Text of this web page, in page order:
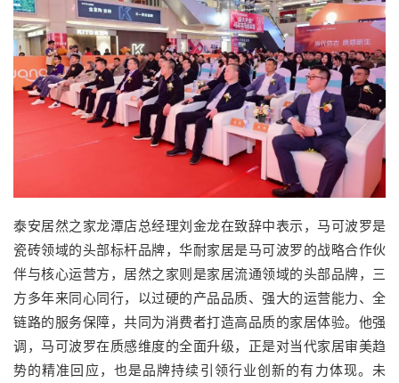
泰安居然之家龙潭店总经理刘金龙在致辞中表示，马可波罗是
瓷砖领域的头部标杆品牌，华耐家居是马可波罗的战略合作伙
伴与核心运营方，居然之家则是家居流通领域的头部品牌，三
方多年来同心同行，以过硬的产品品质、强大的运营能力、全
链路的服务保障，共同为消费者打造高品质的家居体验。他强
调，马可波罗在质感维度的全面升级，正是对当代家居审美趋
势的精准回应，也是品牌持续引领行业创新的有力体现。未